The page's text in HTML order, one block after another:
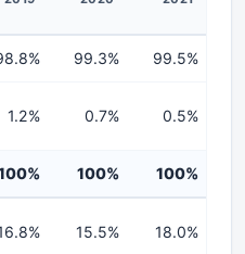
99.3% 99.5%
1.2% 0.7% 0.5%
100% 100%
15.5% 18.0%